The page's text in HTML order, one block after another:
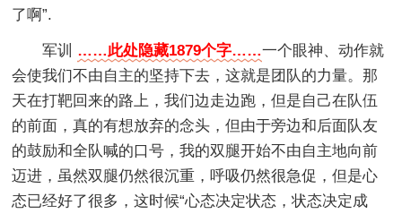
了啊”.
军训 ……此处隐藏1879个字……一个眼神、动作就
会使我们不由自主的坚持下去，这就是团队的力量。那
天在打靶回来的路上，我们边走边跑，但是自己在队伍
的前面，真的有想放弃的念头，但由于旁边和后面队友
的鼓励和全队喊的口号，我的双腿开始不由自主地向前
迈进，虽然双腿仍然很沉重，呼吸仍然很急促，但是心
态已经好了很多，这时候“心态决定状态，状态决定成